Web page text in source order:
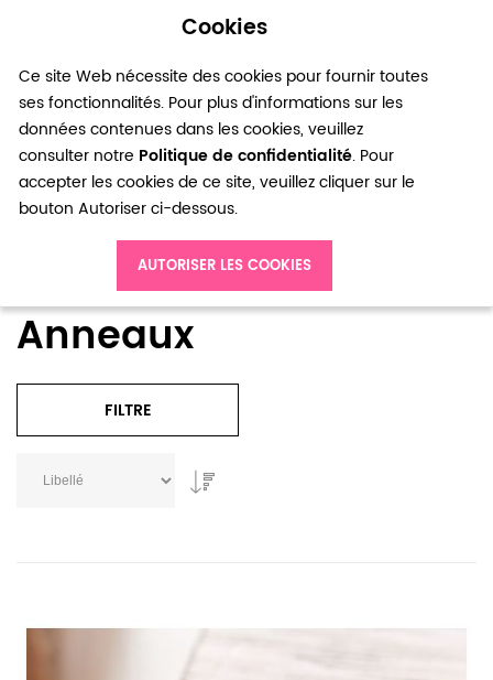
Cookies
Ce site Web nécessite des cookies pour fournir toutes
ses fonctionnalités. Pour plus d'informations sur les
données contenues dans les cookies, veuillez
consulter notre Politique de confidentialité. Pour
accepter les cookies de ce site, veuillez cliquer sur le
bouton Autoriser ci-dessous.
AUTORISER LES COOKIES
0
Accessoires Bijoux Anneaux
Anneaux
FILTRE